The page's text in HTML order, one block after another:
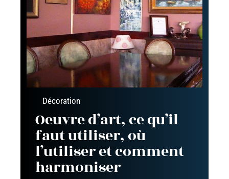
Décoration
Oeuvre d’art, ce qu’il
faut utiliser, où
l’utiliser et comment
harmoniser